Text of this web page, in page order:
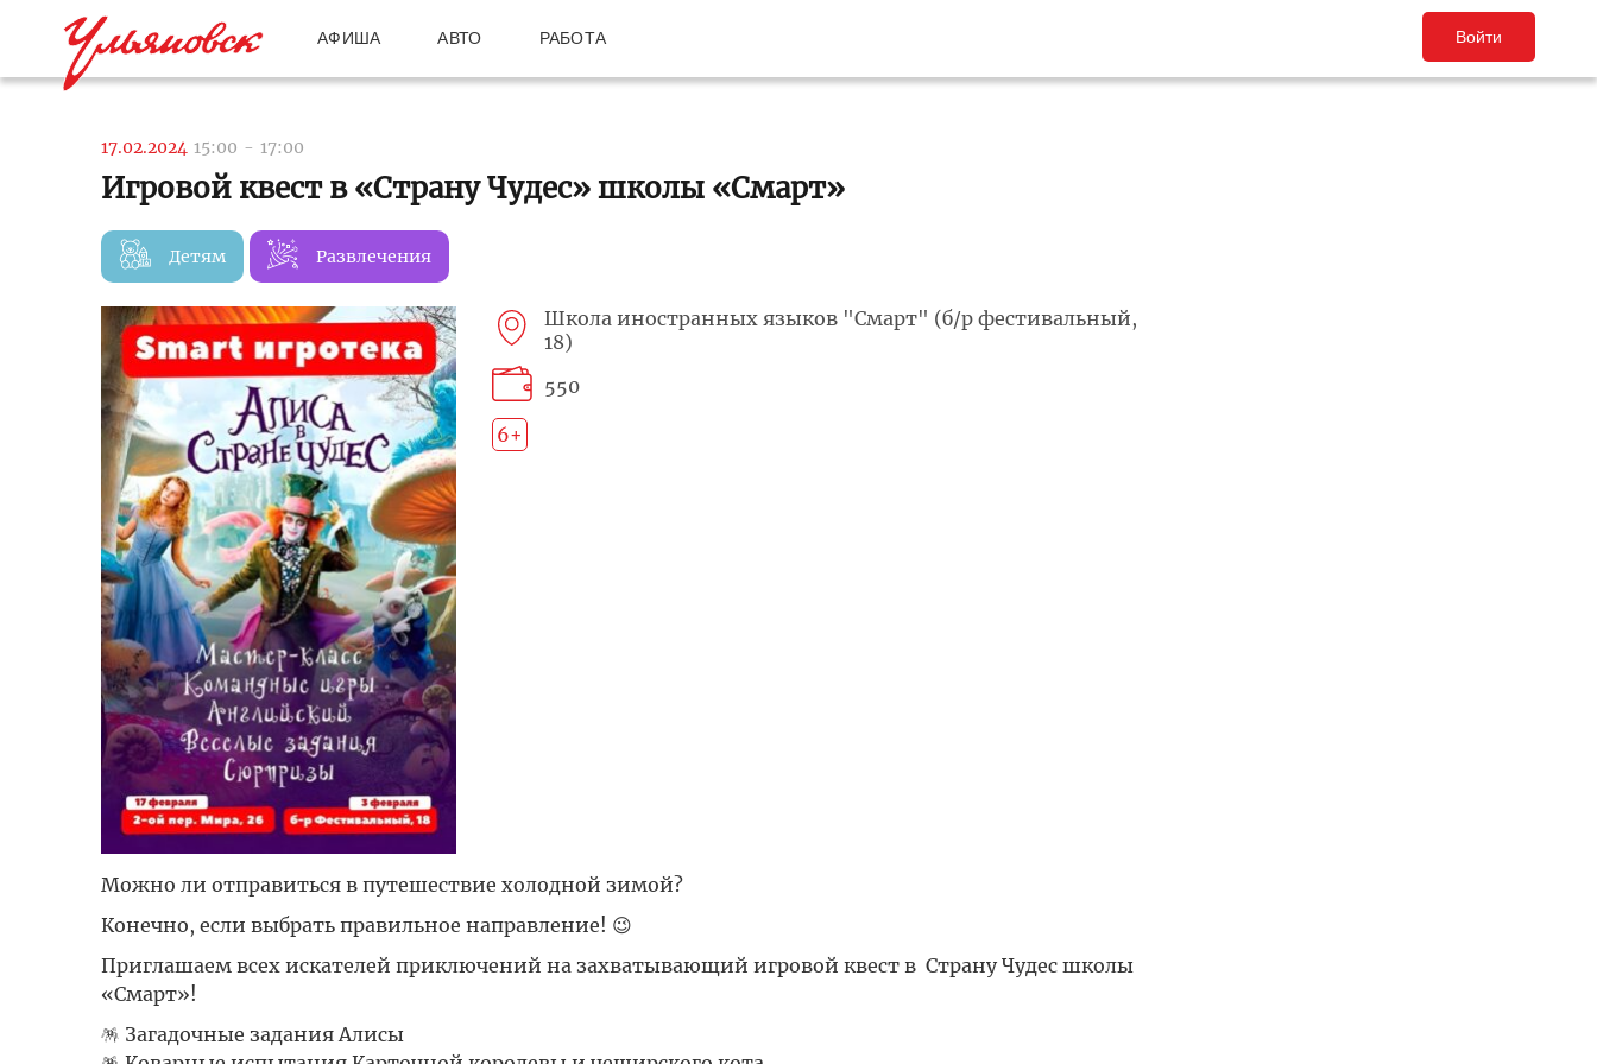
АФИША АВТО РАБОТА Войти
17.02.2024 15:00 - 17:00
Игровой квест в «Страну Чудес» школы «Смарт»
Детям Развлечения
Школа иностранных языков "Смарт" (б/р фестивальный,
18)
550
6+
Можно ли отправиться в путешествие холодной зимой?
Конечно, если выбрать правильное направление! 😉
Приглашаем всех искателей приключений на захватывающий игровой квест в Страну Чудес школы
«Смарт»!
🪅 Загадочные задания Алисы